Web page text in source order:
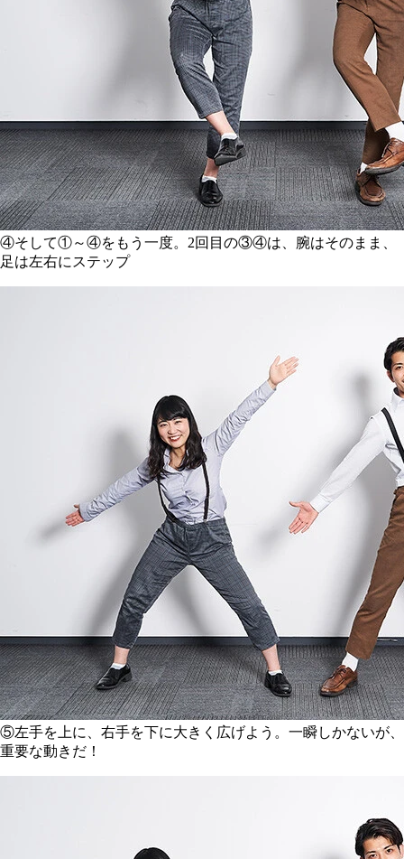
④そして①～④をもう一度。2回目の③④は、腕はそのまま、
足は左右にステップ
⑤左手を上に、右手を下に大きく広げよう。一瞬しかないが、
重要な動きだ！